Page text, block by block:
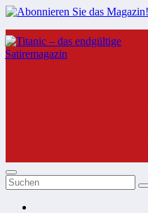
Zum
Inhalt
springen